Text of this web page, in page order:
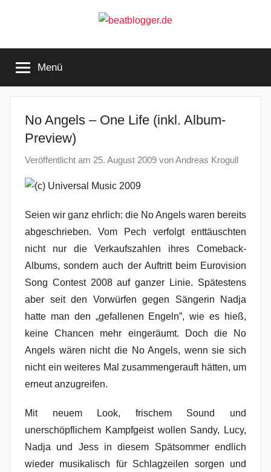
beatblogger.de
the
beat
goes
Menü
No Angels – One Life (inkl. Album-
Preview)
Veröffentlicht am 25. August 2009 vonAndreas Krogull
Seien wir ganz ehrlich: die No Angels waren bereits
abgeschrieben. Vom Pech verfolgt enttäuschten
nicht nur die Verkaufszahlen ihres Comeback-
Albums, sondern auch der Auftritt beim Eurovision
Song Contest 2008 auf ganzer Linie. Spätestens
aber seit den Vorwürfen gegen Sängerin Nadja
hatte man den „gefallenen Engeln”, wie es hieß,
keine Chancen mehr eingeräumt. Doch die No
Angels wären nicht die No Angels, wenn sie sich
nicht ein weiteres Mal zusammengerauft hätten, um
erneut anzugreifen.
Mit neuem Look, frischem Sound und
unerschöpflichem Kampfgeist wollen Sandy, Lucy,
Nadja und Jess in diesem Spätsommer endlich
wieder musikalisch für Schlagzeilen sorgen und